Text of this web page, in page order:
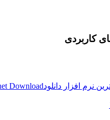
Internet Download